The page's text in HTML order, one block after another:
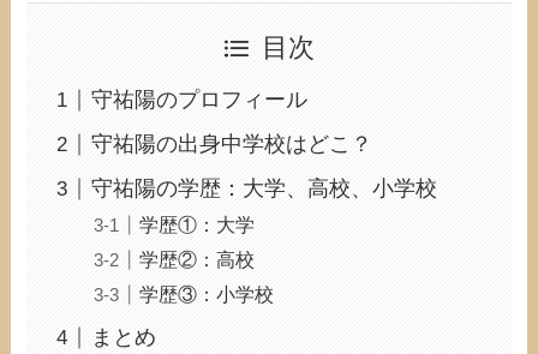
目次
守祐陽のプロフィール
守祐陽の出身中学校はどこ？
守祐陽の学歴：大学、高校、小学校
学歴①：大学
学歴②：高校
学歴③：小学校
まとめ